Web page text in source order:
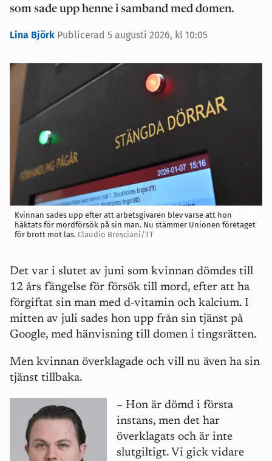
som sade upp henne i samband med domen.
Lina Björk Publicerad 5 augusti 2026, kl 10:05
Kvinnan sades upp efter att arbetsgivaren blev varse att hon
häktats för mordförsök på sin man. Nu stämmer Unionen företaget
för brott mot las. Claudio Bresciani/TT
Det var i slutet av juni som kvinnan dömdes till
12 års fängelse för försök till mord, efter att ha
förgiftat sin man med d-vitamin och kalcium. I
mitten av juli sades hon upp från sin tjänst på
Google, med hänvisning till domen i tingsrätten.
Men kvinnan överklagade och vill nu även ha sin
tjänst tillbaka.
– Hon är dömd i första
instans, men det har
överklagats och är inte
slutgiltigt. Vi gick vidare